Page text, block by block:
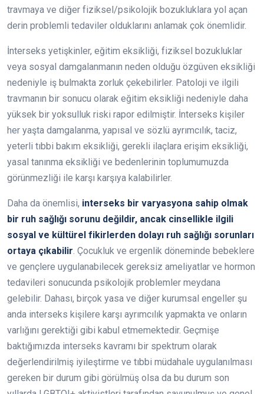
travmaya ve diğer fiziksel/psikolojik bozukluklara yol açan
derin problemli tedaviler olduklarını anlamak çok önemlidir.
İnterseks yetişkinler, eğitim eksikliği, fiziksel bozukluklar
veya sosyal damgalanmanın neden olduğu özgüven eksikliği
nedeniyle iş bulmakta zorluk çekebilirler. Patoloji ve ilgili
travmanın bir sonucu olarak eğitim eksikliği nedeniyle daha
yüksek bir yoksulluk riski rapor edilmiştir. İnterseks kişiler
her yaşta damgalanma, yapısal ve sözlü ayrımcılık, taciz,
yeterli tıbbi bakım eksikliği, gerekli ilaçlara erişim eksikliği,
yasal tanınma eksikliği ve bedenlerinin toplumumuzda
görünmezliği ile karşı karşıya kalabilirler.
Daha da önemlisi, interseks bir varyasyona sahip olmak
bir ruh sağlığı sorunu değildir, ancak cinsellikle ilgili
sosyal ve kültürel fikirlerden dolayı ruh sağlığı sorunları
ortaya çıkabilir. Çocukluk ve ergenlik döneminde bebeklere
ve gençlere uygulanabilecek gereksiz ameliyatlar ve hormon
tedavileri sonucunda psikolojik problemler meydana
gelebilir. Dahası, birçok yasa ve diğer kurumsal engeller şu
anda interseks kişilere karşı ayrımcılık yapmakta ve onların
varlığını gerektiği gibi kabul etmemektedir. Geçmişe
baktığımızda interseks kavramı bir spektrum olarak
değerlendirilmiş iyileştirme ve tıbbi müdahale uygulanılması
gereken bir durum gibi görülmüş olsa da bu durum son